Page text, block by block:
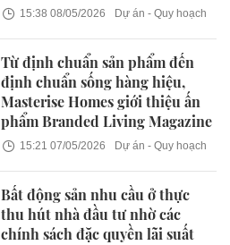
15:38 08/05/2026 Dự án - Quy hoạch
Từ định chuẩn sản phẩm đến
định chuẩn sống hàng hiệu,
Masterise Homes giới thiệu ấn
phẩm Branded Living Magazine
15:21 07/05/2026 Dự án - Quy hoạch
Bất động sản nhu cầu ở thực
thu hút nhà đầu tư nhờ các
chính sách đặc quyền lãi suất